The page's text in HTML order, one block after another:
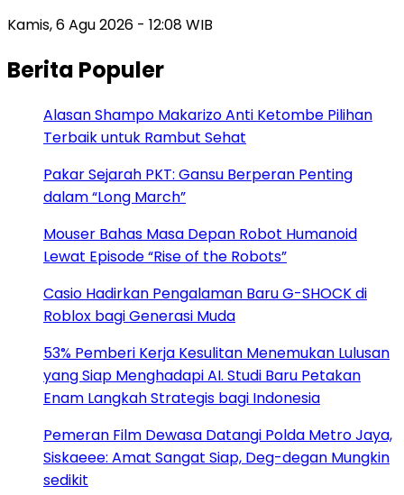
Kamis, 6 Agu 2026 - 12:08 WIB
Berita Populer
Alasan Shampo Makarizo Anti Ketombe Pilihan
Terbaik untuk Rambut Sehat
Pakar Sejarah PKT: Gansu Berperan Penting
dalam “Long March”
Mouser Bahas Masa Depan Robot Humanoid
Lewat Episode “Rise of the Robots”
Casio Hadirkan Pengalaman Baru G-SHOCK di
Roblox bagi Generasi Muda
53% Pemberi Kerja Kesulitan Menemukan Lulusan
yang Siap Menghadapi AI. Studi Baru Petakan
Enam Langkah Strategis bagi Indonesia
Pemeran Film Dewasa Datangi Polda Metro Jaya,
Siskaeee: Amat Sangat Siap, Deg-degan Mungkin
sedikit